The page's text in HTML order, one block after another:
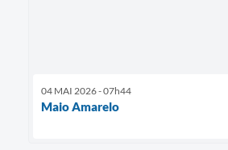
04 MAI 2026 - 07h44
Maio Amarelo